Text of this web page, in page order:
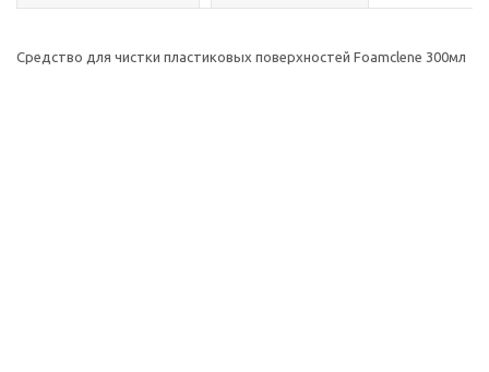
Средство для чистки пластиковых поверхностей Foamclene 300мл